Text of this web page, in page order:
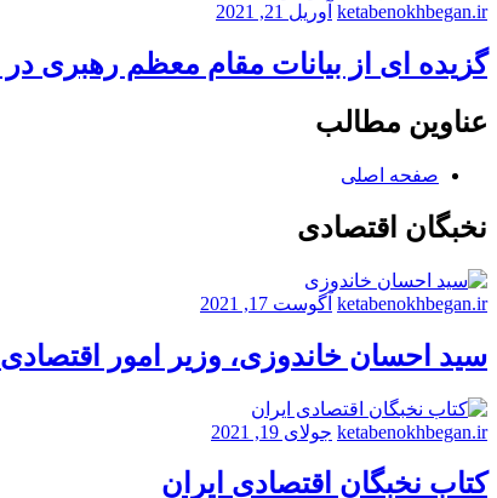
ketabenokhbegan.ir آوریل 21, 2021
گزیده ای از بیانات مقام معظم رهبری
عناوین مطالب
صفحه اصلی
نخبگان اقتصادی
ketabenokhbegan.ir آگوست 17, 2021
سید احسان خاندوزی، وزیر امور
ketabenokhbegan.ir جولای 19, 2021
کتاب نخبگان اقتصادی ایران